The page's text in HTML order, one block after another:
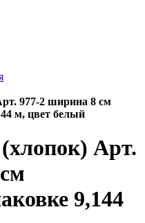
977-2 ширина 8 см
м, цвет белый
Арт.
9,144